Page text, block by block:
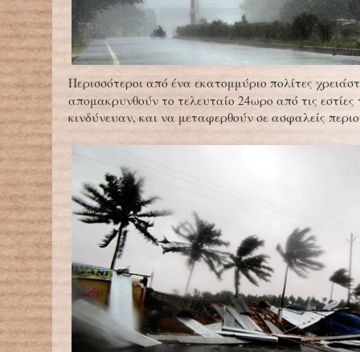
Περισσότεροι από ένα εκατομμύριο πολίτες
απομακρυνθούν το τελευταίο 24ωρο από τις εστίες
κινδύνευαν, και να μεταφερθούν σε ασφαλείς